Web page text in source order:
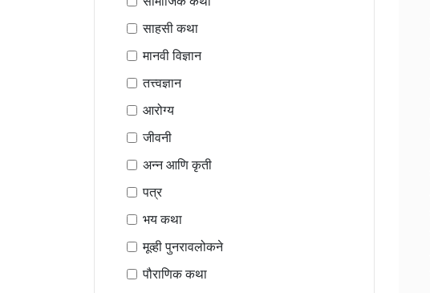
साहसी कथा
मानवी विज्ञान
तत्त्वज्ञान
आरोग्य
जीवनी
अन्न आणि कृती
पत्र
भय कथा
मूव्ही पुनरावलोकने
पौराणिक कथा